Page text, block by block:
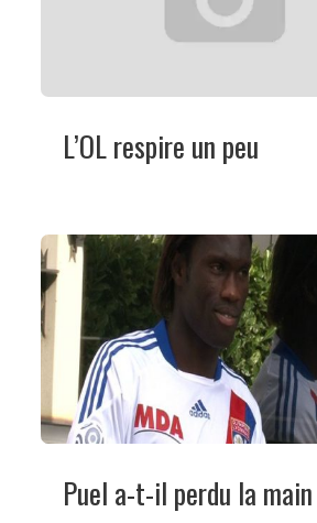
L’OL respire un peu
Puel a-t-il perdu la